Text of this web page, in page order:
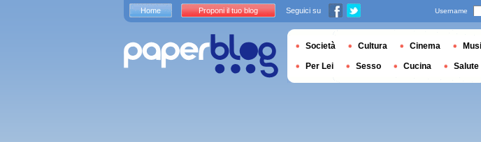
Home Proponi il tuo blog Seguici su Username
Società Cultura Cinema
Per Lei Sesso Cucina Salute